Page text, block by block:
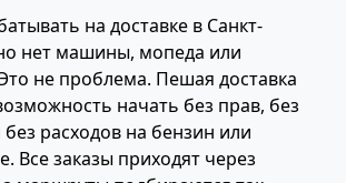
на доставке в Санкт-
нет машины, мопеда или
не проблема. Пешая доставка
начать без прав, без
расходов на бензин или
Все заказы приходят через